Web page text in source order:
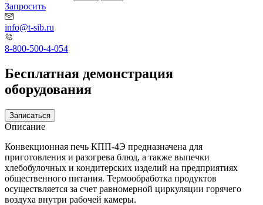
Запросить
info@t-sib.ru
8-800-500-4-054
Бесплатная демонстрация
оборудования
Записаться
Описание
Конвекционная печь КПП-4Э предназначена для
приготовления и разогрева блюд, а также выпечки
хлебобулочных и кондитерских изделий на предприятиях
общественного питания. Термообработка продуктов
осуществляется за счет равномерной циркуляции горячего
воздуха внутри рабочей камеры.